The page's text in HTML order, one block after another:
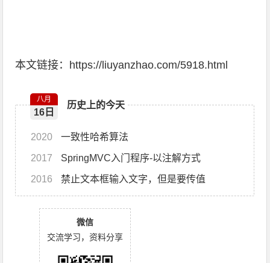
本文链接： https://liuyanzhao.com/5918.html
历史上的今天
八月
16日
2020 一致性哈希算法
2017 SpringMVC入门程序-以注解方式
2016 禁止文本框输入文字，但是要传值
微信
交流学习，资料分享